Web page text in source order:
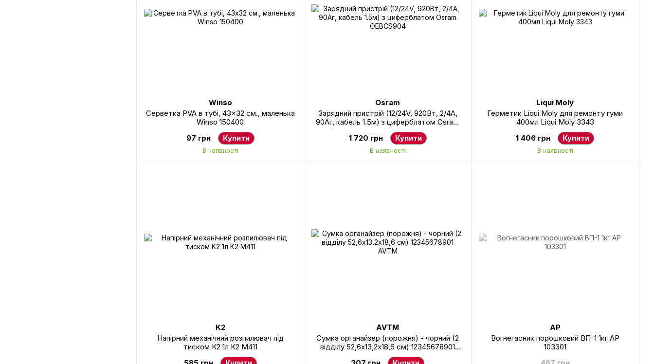
Winso
Серветка PVA в тубі, 43x32 см., маленька
Winso 150400
97 грн
Купити
В наявності
Osram
Зарядний пристрій (12/24V, 920Вт, 2/4А,
90Аг, кабель 1.5м) з циферблатом Osram
OEBCS904
1 720 грн Купити
В наявності
Liqui Moly
Герметик Liqui Moly для ремонту гуми
400мл Liqui Moly 3343
1 406 грн
Купити
В наявності
K2
Напірний механічний розпилювач під
тиском K2 1л K2 M411
AVTM
Сумка органайзер (порожня) - чорний (2
відділу 52,6х13,2х18,6 см) 12345678901
AVTM
AP
Вогнегасник порошковий ВП-1 1кг AP
103301